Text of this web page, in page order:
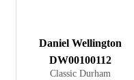
Daniel Wellington
DW00100112
Classic Durham